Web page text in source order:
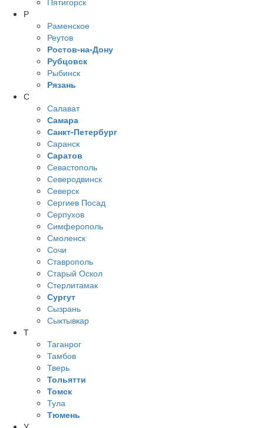
Р
Раменское
Реутов
Ростов-на-Дону
Рубцовск
Рыбинск
Рязань
С
Салават
Самара
Санкт-Петербург
Саранск
Саратов
Севастополь
Северодвинск
Северск
Сергиев Посад
Серпухов
Симферополь
Смоленск
Сочи
Ставрополь
Старый Оскол
Стерлитамак
Сургут
Сызрань
Сыктывкар
Т
Таганрог
Тамбов
Тверь
Тольятти
Томск
Тула
Тюмень